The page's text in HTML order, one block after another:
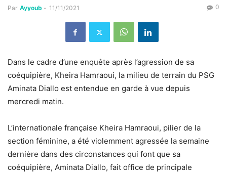
Par Ayyoub - 11/11/2021 0
Dans le cadre d’une enquête après l’agression de sa
coéquipière, Kheira Hamraoui, la milieu de terrain du PSG
Aminata Diallo est entendue en garde à vue depuis
mercredi matin.
L’internationale française Kheira Hamraoui, pilier de la
section féminine, a été violemment agressée la semaine
dernière dans des circonstances qui font que sa
coéquipière, Aminata Diallo, fait office de principale